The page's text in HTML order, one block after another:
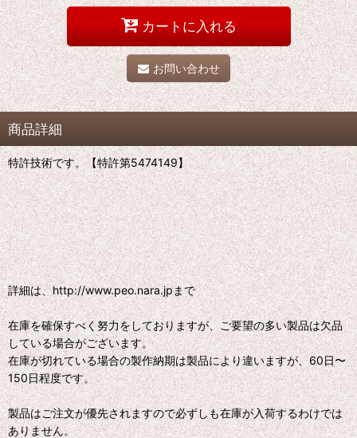
カートに入れる
お問い合わせ
商品詳細
特許技術です。【特許第5474149】
詳細は、http://www.peo.nara.jpまで
在庫を確保すべく努力をしておりますが、ご要望の多い製品は欠品
している場合がございます。
在庫が切れている場合の製作納期は製品により違いますが、60日〜
150日程度です。
製品はご注文が優先されますので必ずしも在庫が入荷するわけでは
ありません。